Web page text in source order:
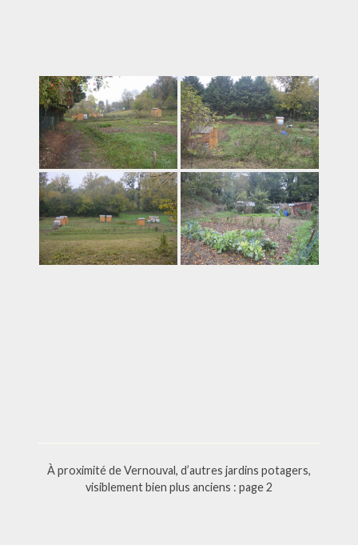
À proximité de Vernouval, d’autres jardins potagers,
visiblement bien plus anciens : page 2